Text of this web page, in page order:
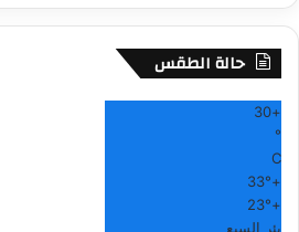
حالة الطقس
+
30
°
C
+
33°
+
23°
بئر السبع